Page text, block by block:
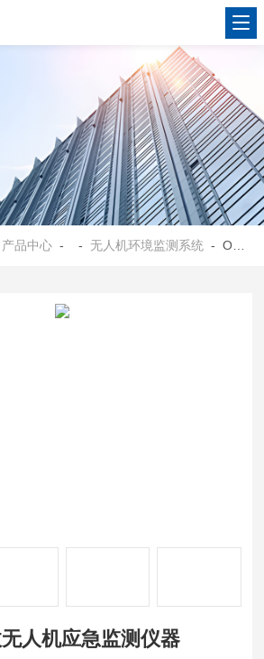
产品中心 - - 无人机环境监测系统 - OSEN-AIR AQMS环境污染事故无人机应急监测仪器
人机应急监测仪器